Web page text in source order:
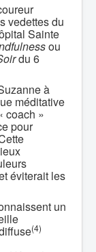
vedettes du
Sainte
ou
du 6
à
méditative
coach »
pour
éviterait les
un
(4)